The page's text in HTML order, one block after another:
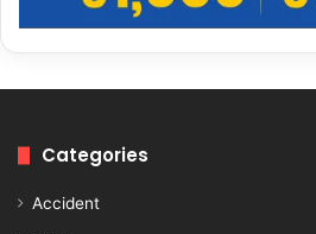
Categories
Accident